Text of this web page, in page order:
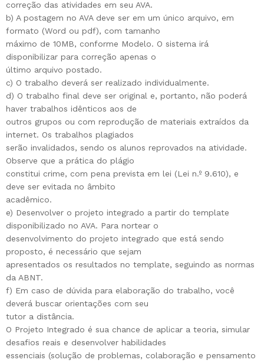
correção das atividades em seu AVA.
b) A postagem no AVA deve ser em um único arquivo, em
formato (Word ou pdf), com tamanho
máximo de 10MB, conforme Modelo. O sistema irá
disponibilizar para correção apenas o
último arquivo postado.
c) O trabalho deverá ser realizado individualmente.
d) O trabalho final deve ser original e, portanto, não poderá
haver trabalhos idênticos aos de
outros grupos ou com reprodução de materiais extraídos da
internet. Os trabalhos plagiados
serão invalidados, sendo os alunos reprovados na atividade.
Observe que a prática do plágio
constitui crime, com pena prevista em lei (Lei n.º 9.610), e
deve ser evitada no âmbito
acadêmico.
e) Desenvolver o projeto integrado a partir do template
disponibilizado no AVA. Para nortear o
desenvolvimento do projeto integrado que está sendo
proposto, é necessário que sejam
apresentados os resultados no template, seguindo as normas
da ABNT.
f) Em caso de dúvida para elaboração do trabalho, você
deverá buscar orientações com seu
tutor a distância.
O Projeto Integrado é sua chance de aplicar a teoria, simular
desafios reais e desenvolver habilidades
essenciais (solução de problemas, colaboração e pensamento